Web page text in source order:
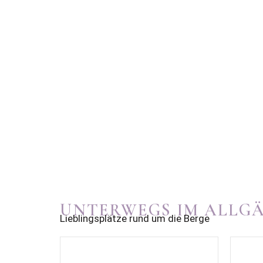
UNTERWEGS IM
Lieblingsplätze rund um die Berge